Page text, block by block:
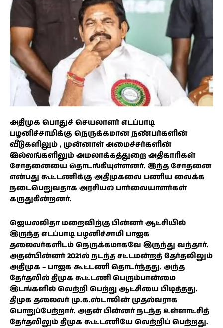
அதிமுக பொதுச் செயலாளர் எடப்பாடி
பழனிச்சாமிக்கு நெருக்கமான நண்பர்களின்
வீடுகளிலும் , முன்னாள் அமைச்சர்களின்
இல்லங்களிலும் அமலாக்கத்துறை அதிகாரிகள்
சோதனையை தொடங்கியுள்ளனர். இந்த சோதனை
என்பது கூட்டணிக்கு அதிமுகவை பணிய வைக்க
நடைபெறுவதாக அரசியல் பார்வையாளர்கள்
கருதுகின்றனர்.
ஜெயலலிதா மறைவிற்கு பின்னர் ஆட்சியில்
இருந்த எடப்பாடி பழனிச்சாமி பாஜக
தலைவர்களிடம் நெருக்கமாகவே இருந்து வந்தார்.
அதன்பின்னர் 2021ல் நடந்த சட்டமன்றத் தேர்தலிலும்
அதிமுக – பாஜக கூட்டணி தொடர்ந்தது. அந்த
தேர்தலில் திமுக கூட்டணி பெரும்பான்மை
இடங்களில் வெற்றி பெற்று ஆட்சியை பிடித்தது.
திமுக தலைவர் மு.க.ஸ்டாலின் முதல்வராக
பொறுப்பேற்றார். அதன் பின்னர் நடந்த உள்ளாட்சித்
தேர்தலிலும் திமுக கூட்டணியே வெற்றிப் பெற்றது.